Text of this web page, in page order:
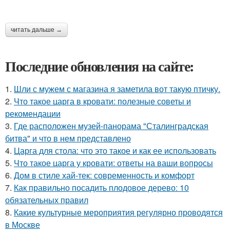
читать дальше →
Последние обновления на сайте:
1. Шли с мужем с магазина я заметила вот такую птичку.
2. Что такое царга в кровати: полезные советы и
рекомендации
3. Где расположен музей-панорама "Сталинградская
битва" и что в нем представлено
4. Царга для стола: что это такое и как ее использовать
5. Что такое царга у кровати: ответы на ваши вопросы
6. Дом в стиле хай-тек: современность и комфорт
7. Как правильно посадить плодовое дерево: 10
обязательных правил
8. Какие культурные мероприятия регулярно проводятся
в Москве